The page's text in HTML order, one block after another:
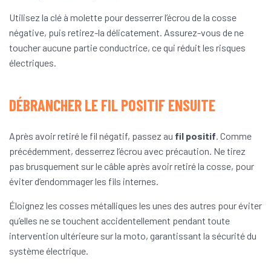
Utilisez la clé à molette pour desserrer l’écrou de la cosse
négative, puis retirez-la délicatement. Assurez-vous de ne
toucher aucune partie conductrice, ce qui réduit les risques
électriques.
DÉBRANCHER LE FIL POSITIF ENSUITE
Après avoir retiré le fil négatif, passez au fil positif. Comme
précédemment, desserrez l’écrou avec précaution. Ne tirez
pas brusquement sur le câble après avoir retiré la cosse, pour
éviter d’endommager les fils internes.
Éloignez les cosses métalliques les unes des autres pour éviter
qu’elles ne se touchent accidentellement pendant toute
intervention ultérieure sur la moto, garantissant la sécurité du
système électrique.